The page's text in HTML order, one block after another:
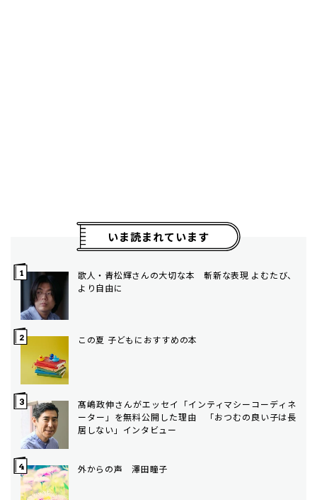
いま読まれています
歌人・青松輝さんの大切な本 斬新な表現 よむたび、
より自由に
この夏 子どもにおすすめの本
髙嶋政伸さんがエッセイ「インティマシーコーディネ
ーター」を無料公開した理由 「おつむの良い子は長
居しない」インタビュー
外からの声 澤田瞳子